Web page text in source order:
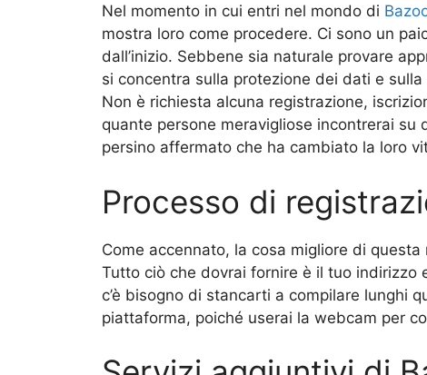
Nel momento in cui entri nel mondo di
mostra loro come procedere. Ci sono un
dall’inizio. Sebbene sia naturale provare
si concentra sulla protezione dei dati e
Non è richiesta alcuna registrazione,
quante persone meravigliose incontrerai
persino affermato che ha cambiato la loro
Processo di
Come accennato, la cosa migliore di
Tutto ciò che dovrai fornire è il tuo indirizzo
c’è bisogno di stancarti a compilare lunghi
piattaforma, poiché userai la webcam per